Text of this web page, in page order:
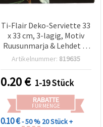
Ti-Flair Deko-Serviette 33
x 33 cm, 3-lagig, Motiv
Ruusunmarja & Lehdet in
Schwarz - 1 Stück
Artikelnummer: 819635
0.20€ 1-19 Stück
RABATTE
FÜR MENGE
0.10 €- 50 % 20 Stück +